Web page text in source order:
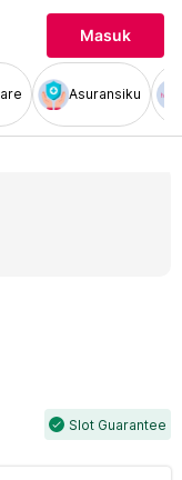
Masuk
Asuransiku
check Slot Guarantee